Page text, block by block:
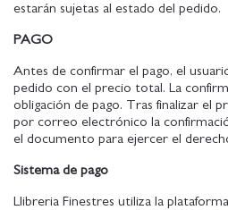
estarán sujetas al estado del pedido.
PAGO
Antes de confirmar el pago, el
pedido con el precio total. La
obligación de pago. Tras finalizar el
por correo electrónico la
el documento para ejercer el
Sistema de pago
Llibreria Finestres utiliza la